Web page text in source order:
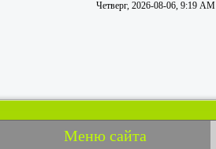
Четверг, 2026-08-06, 9:19 AM
Меню сайта